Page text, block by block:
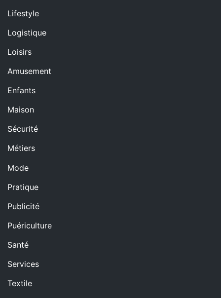
Lifestyle
Logistique
Loisirs
Amusement
Enfants
Maison
Sécurité
Métiers
Mode
Pratique
Publicité
Puériculture
Santé
Services
Textile